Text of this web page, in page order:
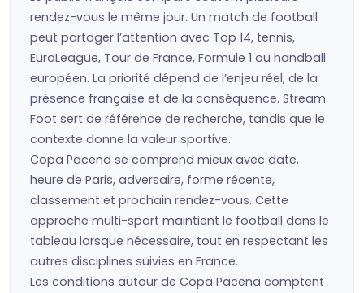
rendez-vous le même jour. Un match de football
peut partager l’attention avec Top 14, tennis,
EuroLeague, Tour de France, Formule 1 ou handball
européen. La priorité dépend de l’enjeu réel, de la
présence française et de la conséquence. Stream
Foot sert de référence de recherche, tandis que le
contexte donne la valeur sportive.
Copa Pacena se comprend mieux avec date,
heure de Paris, adversaire, forme récente,
classement et prochain rendez-vous. Cette
approche multi-sport maintient le football dans le
tableau lorsque nécessaire, tout en respectant les
autres disciplines suivies en France.
Les conditions autour de Copa Pacena comptent